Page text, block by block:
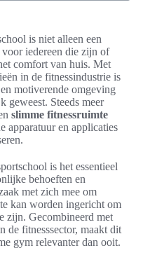
is niet alleen een
iedereen die zijn of
comfort van huis. Met
in de fitnessindustrie is
motiverende omgeving
geweest. Steeds meer
slimme fitnessruimte
apparatuur en applicaties
is het essentieel
behoeften en
met zich mee om
kan worden ingericht om
zijn. Gecombineerd met
de fitnesssector, maakt dit
gym relevanter dan ooit.